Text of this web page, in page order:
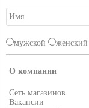
мужской женский
О компании
Сеть магазинов
Вакансии